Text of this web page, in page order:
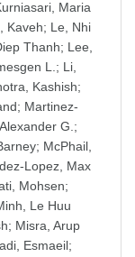
Maria
Kaveh; Le, Nhi
Thanh; Lee,
L. ; Li,
Kashish;
; Martinez-
G. ;
; McPhail,
Lopez, Max
Mohsen;
Le Huu
; Misra, Arup
Esmaeil;